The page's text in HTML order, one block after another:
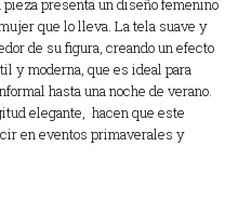
presenta un diseño femenino
que lo lleva. La tela suave y
de su figura, creando un efecto
y moderna, que es ideal para
hasta una noche de verano.
elegante, hacen que este
en eventos primaverales y